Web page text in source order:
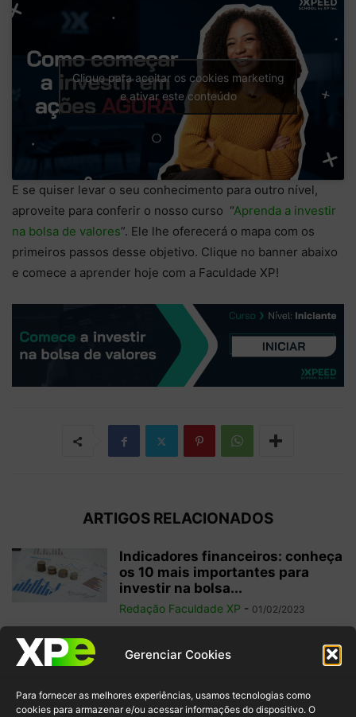
Gerenciar Cookies
Para fornecer as melhores experiências, usamos tecnologias como
cookies para armazenar e/ou acessar informações do dispositivo. O
Clique para aceitar os cookies marketing
e ativar este conteúdo
E se quiser levar o seu conhecimento para outro nível,
aproveite para conferir o nosso curso “Aprenda a investir
na bolsa de valores”. Ele lhe oferecerá o mapa com os
primeiros passos desse objetivo. Clique no banner abaixo
e comece a aprender hoje com a Faculdade XP!
ARTIGOS RELACIONADOS
Indicadores financeiros: conheça
os 10 mais importantes para
investir na bolsa...
Redação Faculdade XP - 01/02/2023
Como começar a operar em
swing trade? 5 dicas para
Redação Faculdade XP - 31/01/2023